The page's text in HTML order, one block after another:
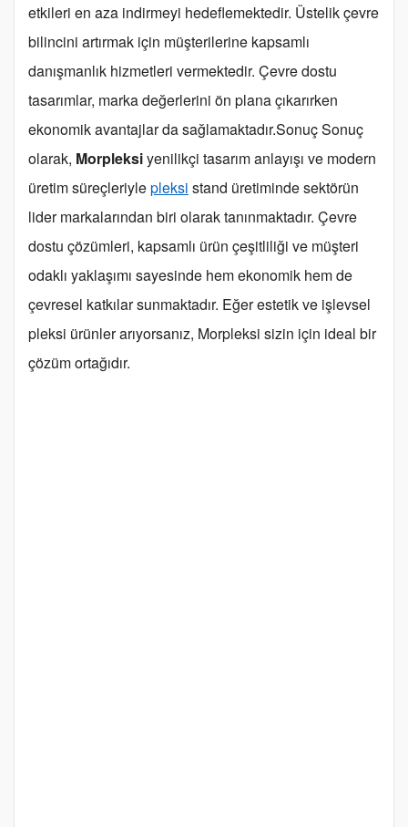
etkileri en aza indirmeyi hedeflemektedir. Üstelik çevre
bilincini artırmak için müşterilerine kapsamlı
danışmanlık hizmetleri vermektedir. Çevre dostu
tasarımlar, marka değerlerini ön plana çıkarırken
ekonomik avantajlar da sağlamaktadır.Sonuç Sonuç
olarak, Morpleksiyenilikçi tasarım anlayışı ve modern
üretim süreçleriylepleksi stand üretiminde sektörün
lider markalarından biri olarak tanınmaktadır. Çevre
dostu çözümleri, kapsamlı ürün çeşitliliği ve müşteri
odaklı yaklaşımı sayesinde hem ekonomik hem de
çevresel katkılar sunmaktadır. Eğer estetik ve işlevsel
pleksi ürünler arıyorsanız, Morpleksi sizin için ideal bir
çözüm ortağıdır.